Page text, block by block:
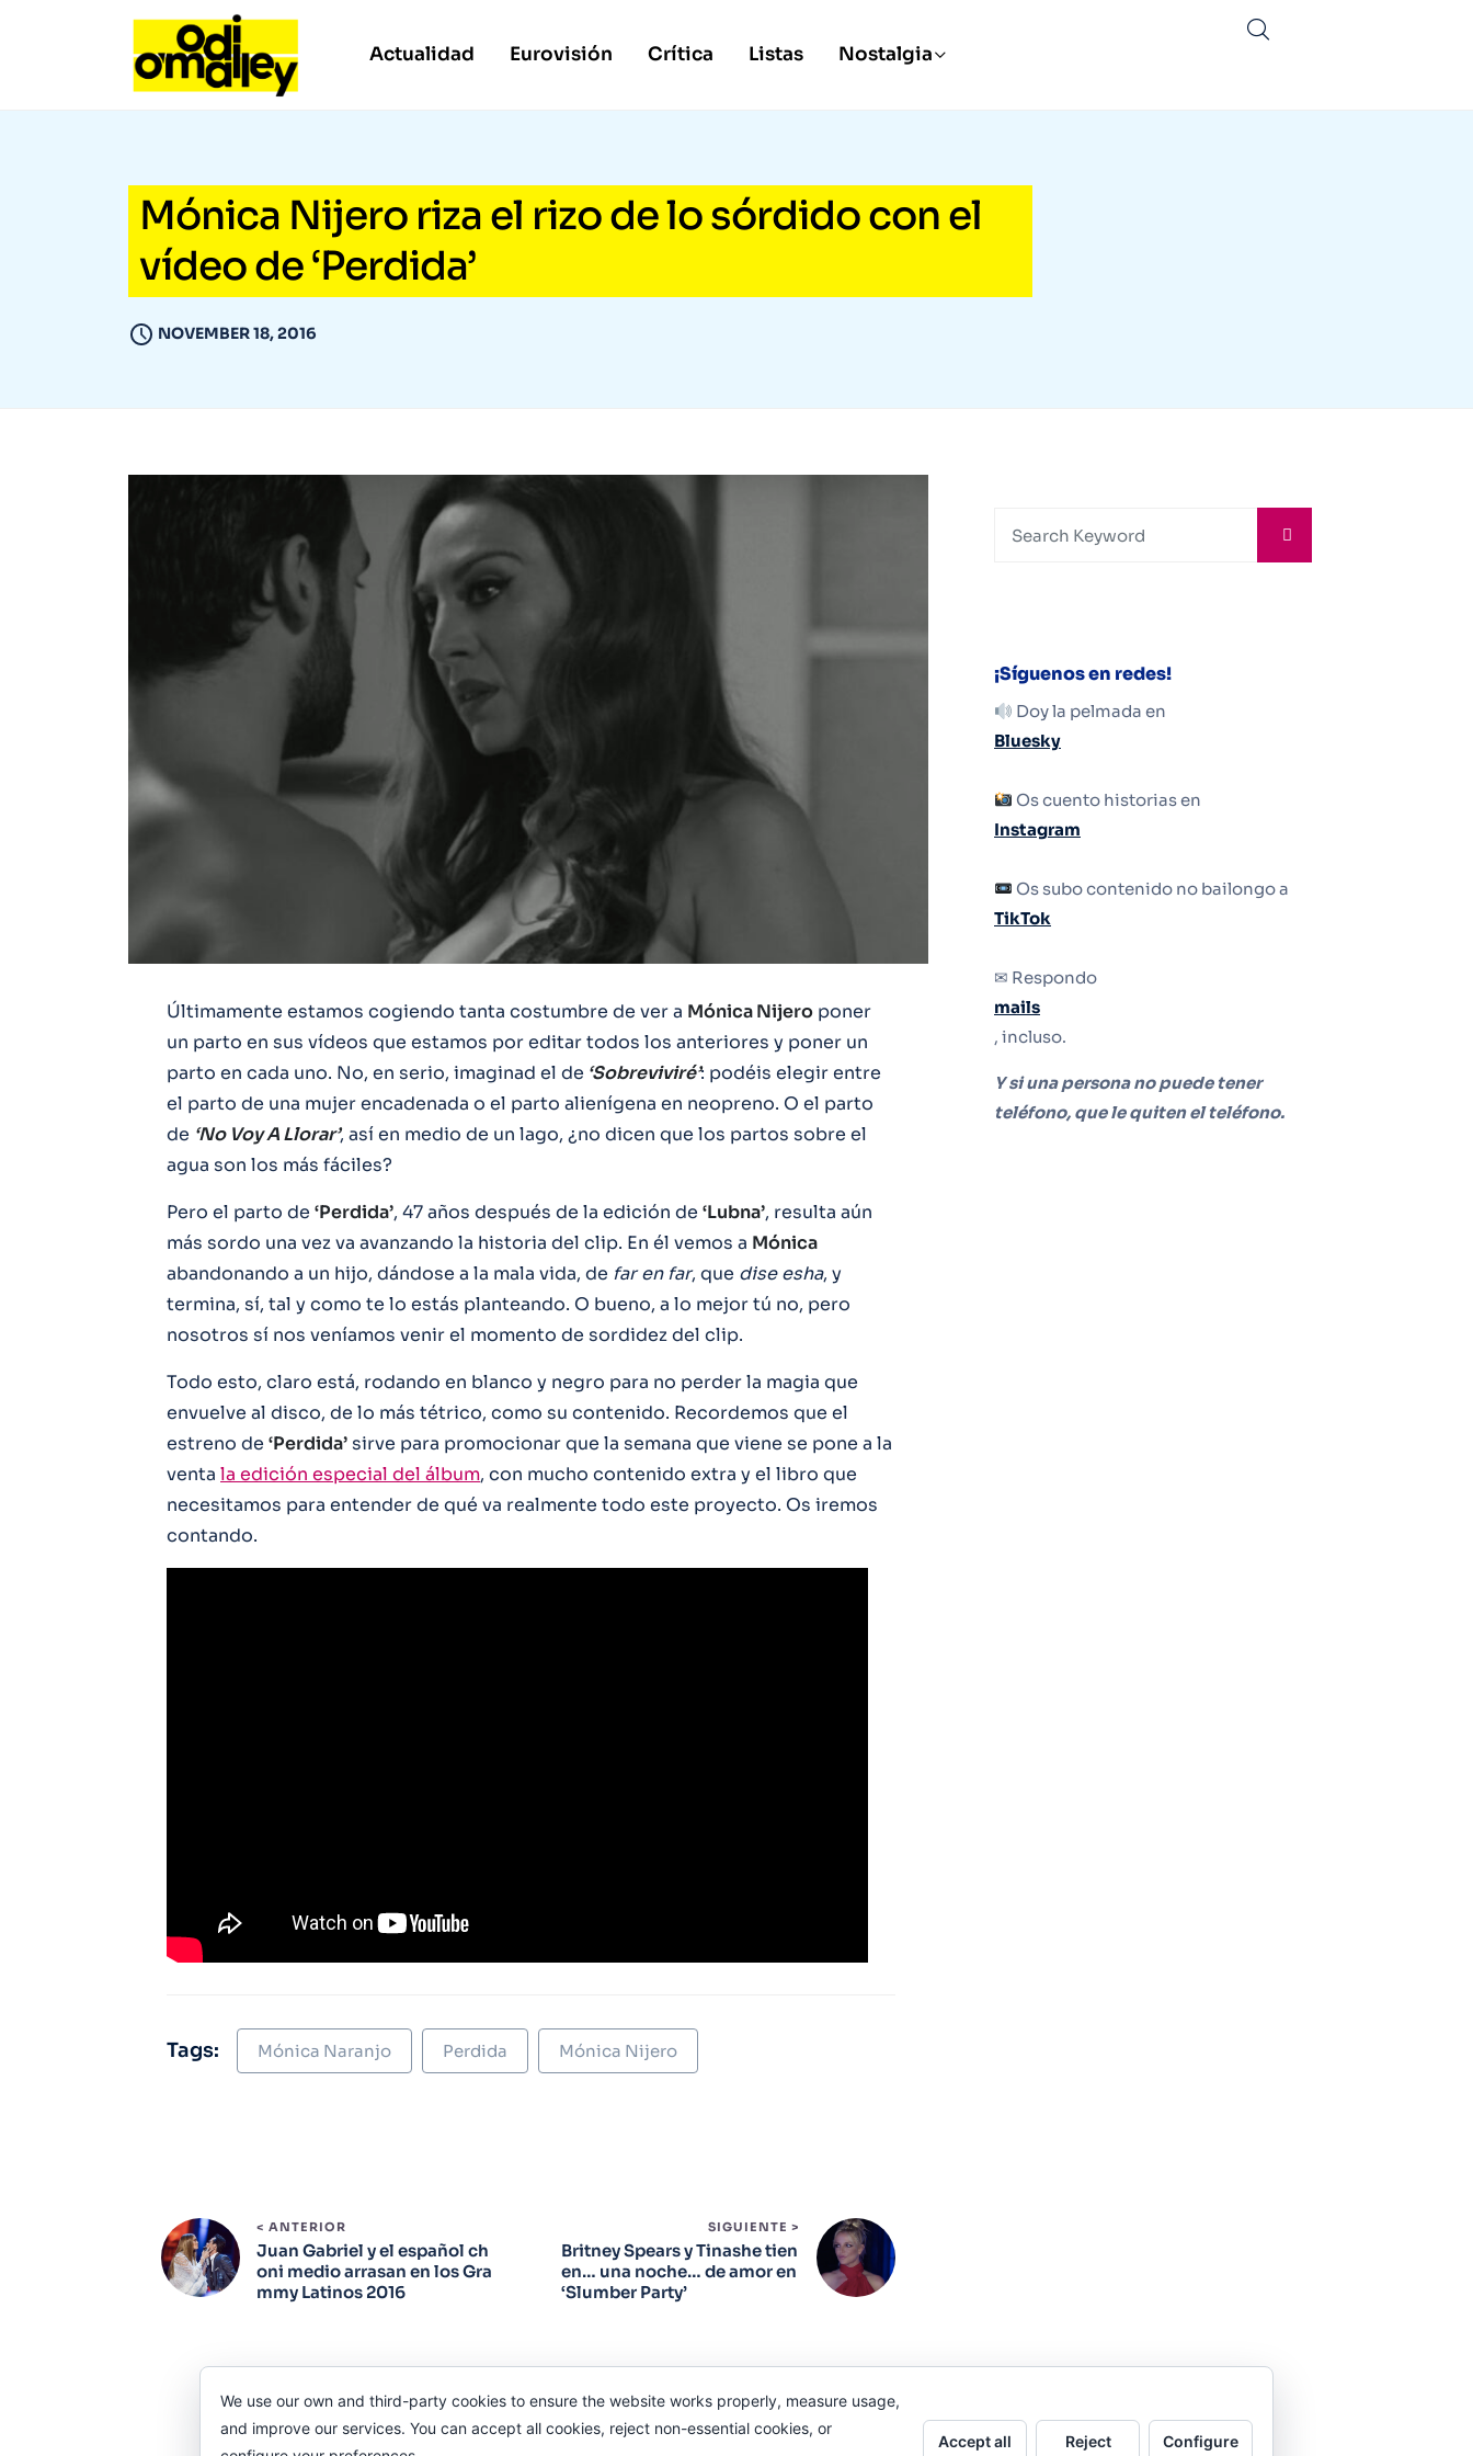
Actualidad Eurovisión Crítica Listas Nostalgia
Mónica Nijero riza el rizo de lo sórdido con el
vídeo de ‘Perdida’
NOVEMBER 18, 2016
Últimamente estamos cogiendo tanta costumbre de ver a Mónica Nijero poner
un parto en sus vídeos que estamos por editar todos los anteriores y poner un
parto en cada uno. No, en serio, imaginad el de ‘Sobreviviré’: podéis elegir entre
el parto de una mujer encadenada o el parto alienígena en neopreno. O el parto
de ‘No Voy A Llorar’, así en medio de un lago, ¿no dicen que los partos sobre el
agua son los más fáciles?
Pero el parto de ‘Perdida’, 47 años después de la edición de ‘Lubna’, resulta aún
más sordo una vez va avanzando la historia del clip. En él vemos a Mónica
abandonando a un hijo, dándose a la mala vida, de far en far, que dise esha, y
termina, sí, tal y como te lo estás planteando. O bueno, a lo mejor tú no, pero
nosotros sí nos veníamos venir el momento de sordidez del clip.
Todo esto, claro está, rodando en blanco y negro para no perder la magia que
envuelve al disco, de lo más tétrico, como su contenido. Recordemos que el
estreno de ‘Perdida’sirve para promocionar que la semana que viene se pone a la
venta la edición especial del álbum, con mucho contenido extra y el libro que
necesitamos para entender de qué va realmente todo este proyecto. Os iremos
contando.
Tags: Mónica Naranjo Perdida Mónica Nijero
< ANTERIOR
Juan Gabriel y el español ch
oni medio arrasan en los Gra
mmy Latinos 2016
SIGUIENTE >
Britney Spears y Tinashe tien
en… una noche… de amor en
‘Slumber Party’
¡Síguenos en redes!
Doy la pelmada en
Bluesky
Os cuento historias en
Instagram
Os subo contenido no bailongo a
TikTok
✉ Respondo
mails
, incluso.
Y si una persona no puede tener
teléfono, que le quiten el teléfono.
We use our own and third-party cookies to ensure the website works properly, measure usage,
and improve our services. You can accept all cookies, reject non-essential cookies, or
Accept all Reject Configure